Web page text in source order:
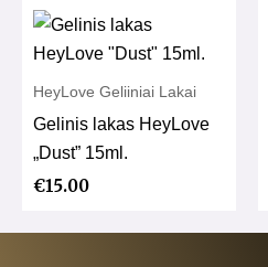
HeyLove Geliiniai Lakai
Gelinis lakas HeyLove
„Dust” 15ml.
€15.00